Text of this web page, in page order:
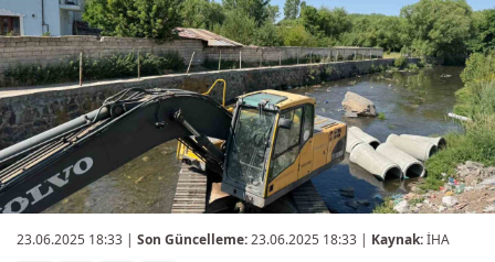
23.06.2025 18:33 | Son Güncelleme:23.06.2025 18:33 | Kaynak:İHA